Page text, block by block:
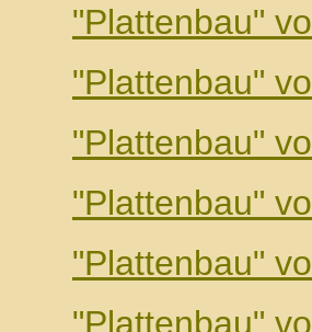
"Plattenbau"
"Plattenbau"
"Plattenbau"
"Plattenbau"
"Plattenbau"
"Plattenbau"